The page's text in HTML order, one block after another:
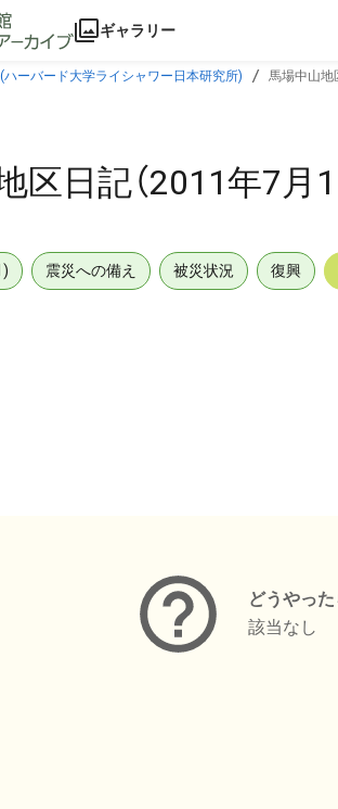
ギャラリー
ハーバード大学ライシャワー日本研究所) 馬場中山地
区日記（2011年7月
震災への備え 被災状況 復興
どうやっ
該当なし